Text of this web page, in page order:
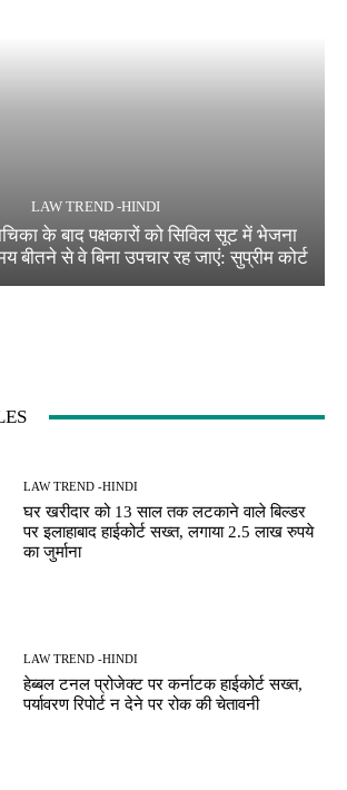
LAW TREND -HINDI
के बाद पक्षकारों को सिविल सूट में भेजना
से वे बिना उपचार रह जाएं: सुप्रीम कोर्ट
LAW TREND -HINDI
घर खरीदार को 13 साल तक लटकाने वाले बिल्डर
पर इलाहाबाद हाईकोर्ट सख्त, लगाया 2.5 लाख रुपये
का जुर्माना
LAW TREND -HINDI
हेब्बल टनल प्रोजेक्ट पर कर्नाटक हाईकोर्ट सख्त,
पर्यावरण रिपोर्ट न देने पर रोक की चेतावनी